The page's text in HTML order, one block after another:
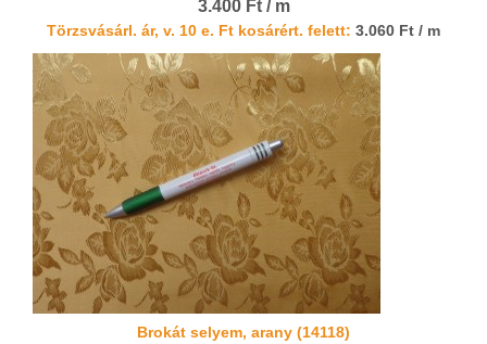
3.400 Ft / m
Törzsvásárl. ár, v. 10 e. Ft kosárért. felett: 3.060 Ft / m
Brokát selyem, arany (14118)